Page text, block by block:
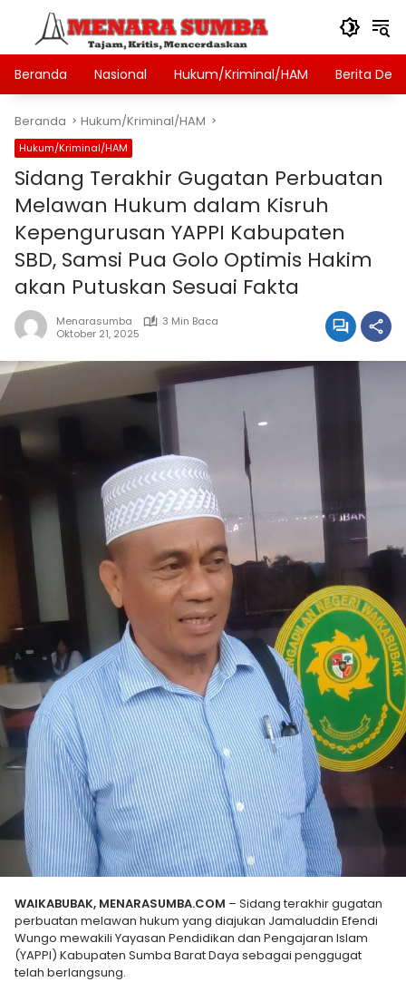
Langsung
konten
Beranda
Nasional Hukum/Kriminal/HAM Berita Desa
Beranda Hukum/Kriminal/HAM
Hukum/Kriminal/HAM
Sidang Terakhir Gugatan Perbuatan
Melawan Hukum dalam Kisruh
Kepengurusan YAPPI Kabupaten
SBD, Samsi Pua Golo Optimis Hakim
akan Putuskan Sesuai Fakta
Menarasumba
3 Min Baca
Oktober 21, 2025
WAIKABUBAK, MENARASUMBA.COM – Sidang terakhir gugatan
perbuatan melawan hukum yang diajukan Jamaluddin Efendi
Wungo mewakili Yayasan Pendidikan dan Pengajaran Islam
(YAPPI) Kabupaten Sumba Barat Daya sebagai penggugat
telah berlangsung.